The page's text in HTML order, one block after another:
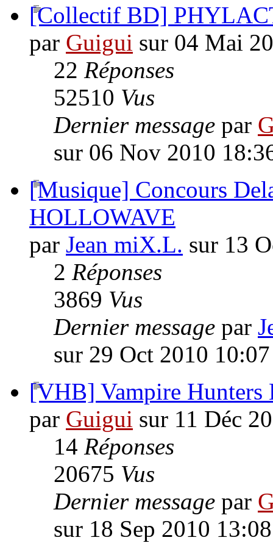
[Collectif BD]
par Guigui sur 04 Mai
22 Réponses
52510 Vus
Dernier message par
sur 06 Nov 2010
[Musique] Concours
HOLLOWAVE
par Jean miX.L. sur 13
2 Réponses
3869 Vus
Dernier message par
sur 29 Oct 2010 10:07
[VHB] Vampire Hunters
par Guigui sur 11 Déc
14 Réponses
20675 Vus
Dernier message par
sur 18 Sep 2010 13:08